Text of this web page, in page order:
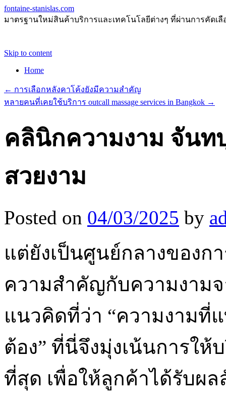
fontaine-stanislas.com
มาตรฐานใหม่สินค้าบริการและเทคโนโลยีต่างๆ ที่ผ่านการคัด
Skip to content
Home
← การเลือกหลังคาโค้งยังมีความสำคัญ
หลายคนที่เคยใช้บริการ outcall massage services in Bangkok →
คลินิกความงาม จันท
สวยงาม
Posted on 04/03/2025 by
แต่ยังเป็นศูนย์กลางของก
ความสำคัญกับความงาม
แนวคิดที่ว่า “ความงามที่
ต้อง” ที่นี่จึงมุ่งเน้นการใ
ที่สุด เพื่อให้ลูกค้าได้รับผ